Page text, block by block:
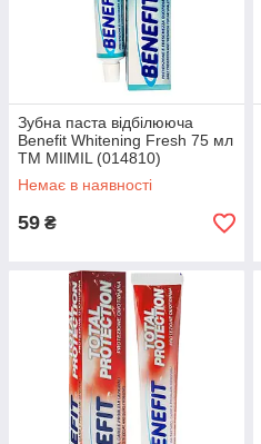
Зубна паста відбілююча
Benefit Whitening Fresh 75 мл
ТМ MIlMIL (014810)
Немає в наявності
59 ₴